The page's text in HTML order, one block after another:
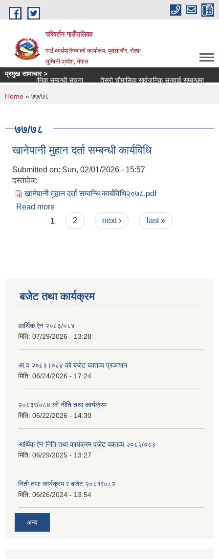
Skip to main content
परिवर्तन गाउँपालिका
गाउँ कार्यपालिकाको कार्यालय, पुतलाचौर, रोल्पा
लुम्बिनी प्रदेश, नेपाल
प्रमुख सामाचार >
सार्वजनिक सम्बन्धी सूचना
तेस्रो चौमासिक सार्वजनिक सुनवाई सम्बन्धमा
You are here
Home » ७७/७८
७७/७८
खानेपानी मुहान दर्ता सम्बन्धी कार्यविधि
Submitted on: Sun, 02/01/2026 - 15:57
दस्तावेज:
खानेपानी मुहान दर्ता सम्वन्धि कार्यविधि२०७८.pdf
Read more
Pages
1 2 next › last »
बजेट तथा कार्यक्रम
आर्थिक ऐन २०८३/०८४
मिति: 07/29/2026 - 13:28
आ.व २०८३।०८४ को बजेट बक्तव्य प्रकाशन
मिति: 06/24/2026 - 17:24
२०८३र/०८४ को नीति तथा कार्यक्रम
मिति: 06/22/2026 - 14:30
आर्थिक ऐन निति तथा कार्यक्रम वजेट वक्तव्य २०८२/०८३
मिति: 06/29/2025 - 13:27
निती तथा कार्यक्रम र बजेट २०८१र०८२
मिति: 06/26/2024 - 13:54
अन्य